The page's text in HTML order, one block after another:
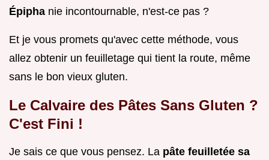
Épipha nie incontournable, n'est-ce pas ?
Et je vous promets qu'avec cette méthode, vous
allez obtenir un feuilletage qui tient la route, même
sans le bon vieux gluten.
Le Calvaire des Pâtes Sans Gluten ?
C'est Fini !
Je sais ce que vous pensez. La pâte feuilletée sa